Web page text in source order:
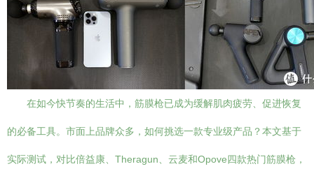
在如今快节奏的生活中，筋膜枪已成为缓解肌肉疲劳、促进恢复
的必备工具。市面上品牌众多，如何挑选一款专业级产品？本文基于
实际测试，对比倍益康、Theragun、云麦和Opove四款热门筋膜枪，